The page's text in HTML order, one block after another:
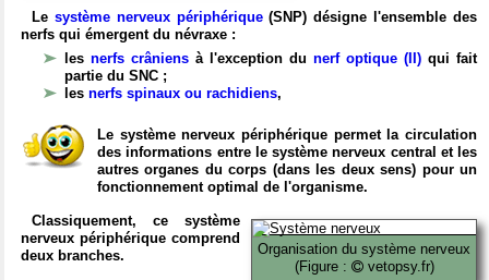
Le système nerveux périphérique(SNP) désigne l'ensemble des
nerfs qui émergent du névraxe :
les nerfs crâniens à l'exception du nerf optique (II) qui fait
partie du SNC ;
les nerfs spinaux ou rachidiens,
Le système nerveux périphérique permet la circulation
des informations entre le système nerveux central et les
autres organes du corps (dans les deux sens) pour un
fonctionnement optimal de l'organisme.
Organisation du système nerveux
(Figure :
vetopsy.fr)
Classiquement, ce système
nerveux périphérique comprend
deux branches.